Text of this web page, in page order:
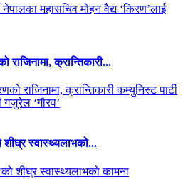
राजिनामा, क्रान्तिकारी...
शीघ्र स्वास्थ्यलाभको...